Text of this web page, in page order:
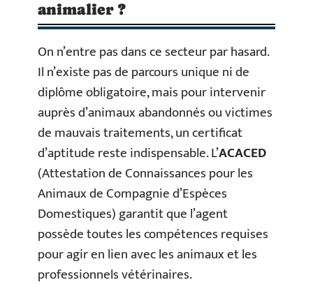
animalier ?
On n’entre pas dans ce secteur par hasard.
Il n’existe pas de parcours unique ni de
diplôme obligatoire, mais pour intervenir
auprès d’animaux abandonnés ou victimes
de mauvais traitements, un certificat
d’aptitude reste indispensable. L’ACACED
(Attestation de Connaissances pour les
Animaux de Compagnie d’Espèces
Domestiques) garantit que l’agent
possède toutes les compétences requises
pour agir en lien avec les animaux et les
professionnels vétérinaires.